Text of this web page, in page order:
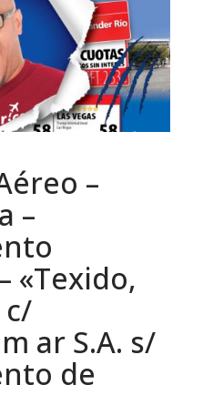
–
–
«Texido,
c/
ar S.A. s/
de